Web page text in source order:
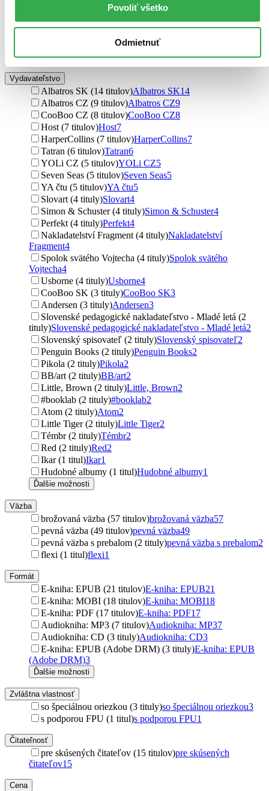
Povoliť všetko
Odmietnuť
menej obrázkov, viac textu (11 titulov)
viac textu11
Vydavateľstvo
Albatros SK (14 titulov)Albatros SK14
Albatros CZ (9 titulov)Albatros CZ9
CooBoo CZ (8 titulov)CooBoo CZ8
Host (7 titulov)Host7
HarperCollins (7 titulov)HarperCollins7
Tatran (6 titulov)Tatran6
YOLi CZ (5 titulov)YOLi CZ5
Seven Seas (5 titulov)Seven Seas5
YA čtu (5 titulov)YA čtu5
Slovart (4 tituly)Slovart4
Simon & Schuster (4 tituly)Simon & Schuster4
Perfekt (4 tituly)Perfekt4
Nakladatelství Fragment (4 tituly)Nakladatelství
Fragment4
Spolok svätého Vojtecha (4 tituly)Spolok svätého
Vojtecha4
Usborne (4 tituly)Usborne4
CooBoo SK (3 tituly)CooBoo SK3
Andersen (3 tituly)Andersen3
Slovenské pedagogické nakladateľstvo - Mladé letá (2
tituly)Slovenské pedagogické nakladateľstvo - Mladé letá2
Slovenský spisovateľ (2 tituly)Slovenský spisovateľ2
Penguin Books (2 tituly)Penguin Books2
Pikola (2 tituly)Pikola2
BB/art (2 tituly)BB/art2
Little, Brown (2 tituly)Little, Brown2
#booklab (2 tituly)#booklab2
Atom (2 tituly)Atom2
Little Tiger (2 tituly)Little Tiger2
Témbr (2 tituly)Témbr2
Red (2 tituly)Red2
Ikar (1 titul)Ikar1
Hudobné albumy (1 titul)Hudobné albumy1
Ďalšie možnosti
Väzba
brožovaná väzba (57 titulov)brožovaná väzba57
pevná väzba (49 titulov)pevná väzba49
pevná väzba s prebalom (2 tituly)pevná väzba s prebalom2
flexi (1 titul)flexi1
Formát
E-kniha: EPUB (21 titulov)E-kniha: EPUB21
E-kniha: MOBI (18 titulov)E-kniha: MOBI18
E-kniha: PDF (17 titulov)E-kniha: PDF17
Audiokniha: MP3 (7 titulov)Audiokniha: MP37
Audiokniha: CD (3 tituly)Audiokniha: CD3
E-kniha: EPUB (Adobe DRM) (3 tituly)E-kniha: EPUB
(Adobe DRM)3
Ďalšie možnosti
Zvláštna vlastnosť
so špeciálnou oriezkou (3 tituly)so špeciálnou oriezkou3
s podporou FPU (1 titul)s podporou FPU1
Čitateľnosť
pre skúsených čitateľov (15 titulov)pre skúsených
čitateľov15
Cena